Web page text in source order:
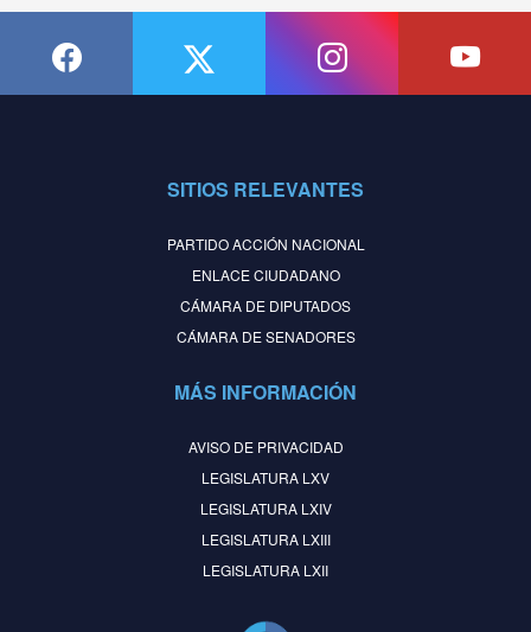
SITIOS RELEVANTES
PARTIDO ACCIÓN NACIONAL
ENLACE CIUDADANO
CÁMARA DE DIPUTADOS
CÁMARA DE SENADORES
MÁS INFORMACIÓN
AVISO DE PRIVACIDAD
LEGISLATURA LXV
LEGISLATURA LXIV
LEGISLATURA LXIII
LEGISLATURA LXII